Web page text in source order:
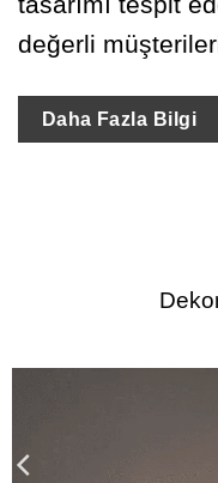
değerli
Daha Fazla Bilgi